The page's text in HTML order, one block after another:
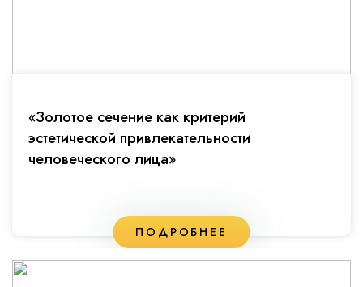
«Золотое сечение как критерий
эстетической привлекательности
человеческого лица»
ПОДРОБНЕЕ